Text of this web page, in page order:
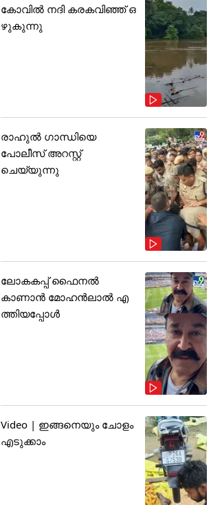
കോവിൽ നദി കരകവിഞ്ഞ് ഒ
ഴുകുന്നു
രാഹുൽ ഗാന്ധിയെ
പോലീസ് അറസ്റ്റ്
ചെയ്യുന്നു
ലോകകപ്പ് ഫൈനൽ
കാണാൻ മോഹൻലാൽ എ
ത്തിയപ്പോൾ
Video | ഇങ്ങനെയും ചോളം
എടുക്കാം